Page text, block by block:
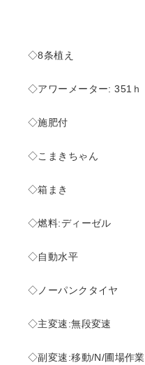
◇8条植え
◇アワーメーター: 351ｈ
◇施肥付
◇こまきちゃん
◇箱まき
◇燃料:ディーゼル
◇自動水平
◇ノーパンクタイヤ
◇主変速:無段変速
◇副変速:移動/N/圃場作業